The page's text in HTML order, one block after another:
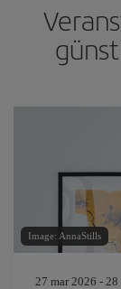
Image: AnnaStills
27 mar 2026 - 28